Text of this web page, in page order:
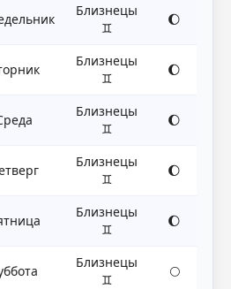
Близнецы
♊
🌔
Близнецы
♊
🌔
Близнецы
♊
🌔
Близнецы
♊
🌔
Близнецы
♊
🌔
Близнецы
♊
🌕